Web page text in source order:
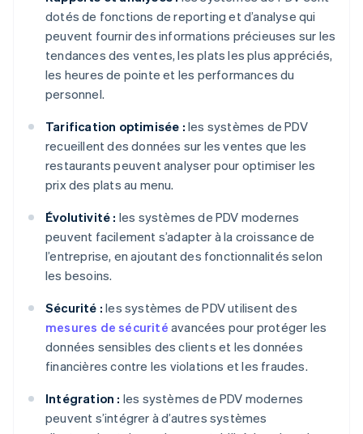
dotés de fonctions de reporting et d’analyse qui
peuvent fournir des informations précieuses sur les
tendances des ventes, les plats les plus appréciés,
les heures de pointe et les performances du
personnel.
Tarification optimisée : les systèmes de PDV
recueillent des données sur les ventes que les
restaurants peuvent analyser pour optimiser les
prix des plats au menu.
Évolutivité : les systèmes de PDV modernes
peuvent facilement s’adapter à la croissance de
l’entreprise, en ajoutant des fonctionnalités selon
les besoins.
Sécurité : les systèmes de PDV utilisent des
mesures de sécurité avancées pour protéger les
données sensibles des clients et les données
financières contre les violations et les fraudes.
Intégration : les systèmes de PDV modernes
peuvent s’intégrer à d’autres systèmes